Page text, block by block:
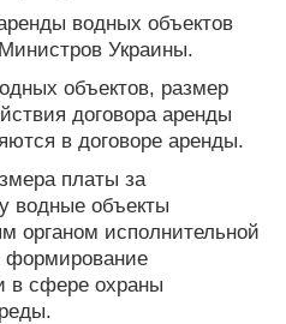
водных объектов
Украины.
объектов, размер
договора аренды
в договоре аренды.
платы за
водные объекты
органом исполнительной
в сфере охраны